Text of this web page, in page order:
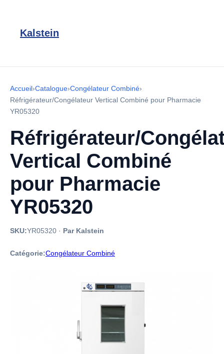
Kalstein
Accueil›Catalogue›Congélateur Combiné›
Réfrigérateur/Congélateur Vertical Combiné pour Pharmacie
YR05320
Réfrigérateur/
Vertical Combiné
pour Pharmacie
YR05320
SKU:YR05320 · Par Kalstein
Catégorie:Congélateur Combiné